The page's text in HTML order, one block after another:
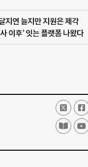
지연 늘지만 지원은 제각
이후’ 잇는 플랫폼 나왔다